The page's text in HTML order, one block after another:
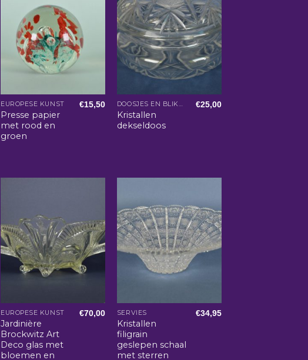
EUROPESE KUNST
Presse papier
met rood en
groen
€15,50 DOOSJES EN BLIKKEN
Kristallen
dekseldoos
€25,00
EUROPESE KUNST
Jardinière
Brockwitz Art
Deco glas met
bloemen en
€70,00 SERVIES
Kristallen
filigrain
geslepen schaal
met sterren
€34,95